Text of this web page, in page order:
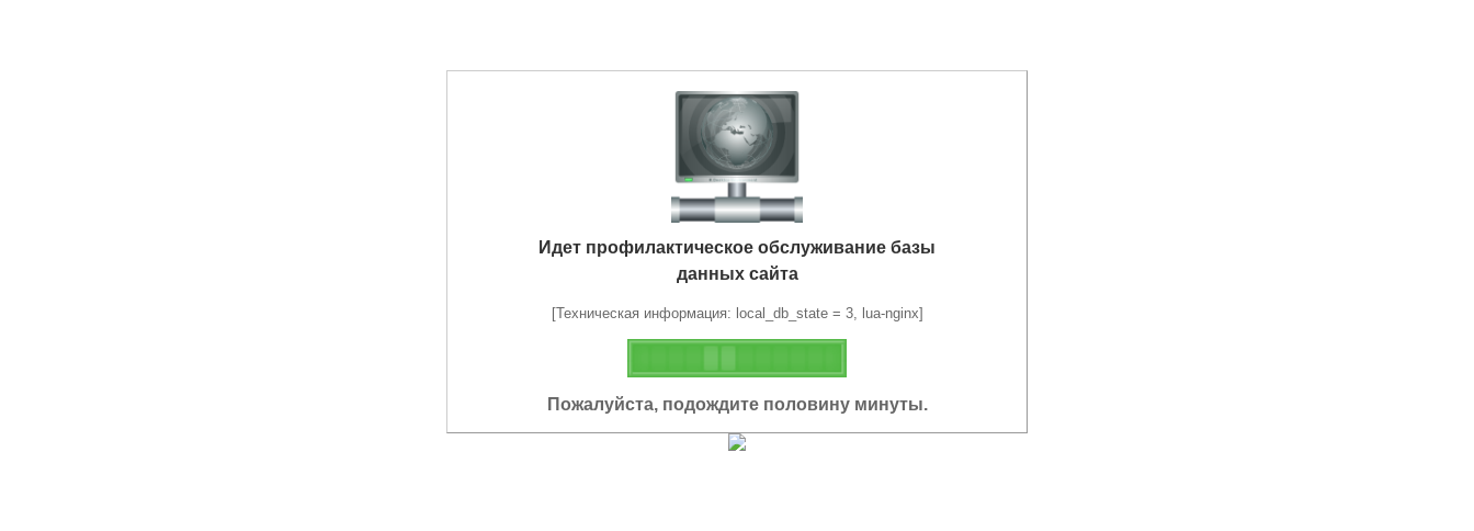
Идет профилактическое обслуживание базы
данных сайта
[Техническая информация: local_db_state = 3, lua-nginx]
Пожалуйста, подождите половину минуты.